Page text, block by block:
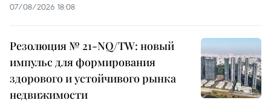
07/08/2026 18:08
Резолюция № 21-NQ/TW: новый
импульс для формирования
здорового и устойчивого рынка
недвижимости